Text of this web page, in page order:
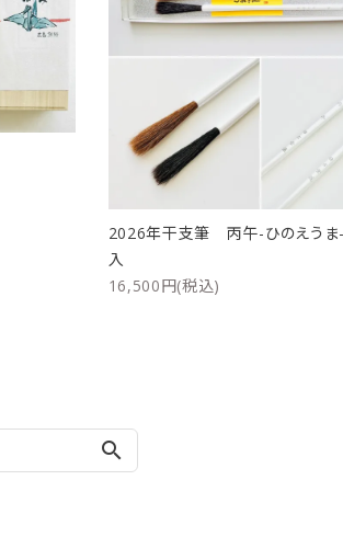
2026年干支筆 丙午-ひのえう
入
16,500円(税込)
search